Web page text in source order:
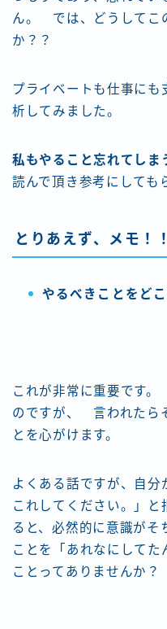
ん。 では、どうしてこ
か？？
プライベートも仕事に
析してみました。
私もやること忘れてしま
読んで頂き参考にしても
とりあえず、メモ
やるべきことをど
これが非常に重要です
のですが、 言われたら
とを心がけます。
よくある話ですが、自分
これしてください。」
ると、必然的に意識がそ
ことを「あれなにしてた
ことってありませんか？